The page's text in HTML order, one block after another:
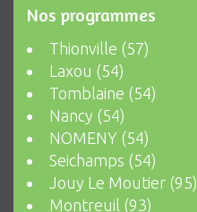
Nos programmes
Thionville (57)
Laxou (54)
Tomblaine (54)
Nancy (54)
NOMENY (54)
Seichamps (54)
Jouy Le Moutier (95)
Montreuil (93)